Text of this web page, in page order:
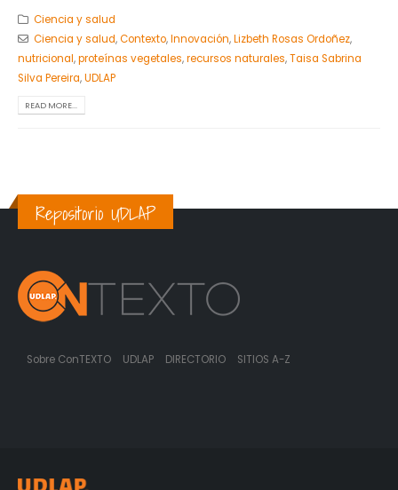
Ciencia y salud
Ciencia y salud,Contexto,Innovación,Lizbeth Rosas Ordoñez,
nutricional,proteínas vegetales,recursos naturales,Taisa Sabrina
Silva Pereira,UDLAP
READ MORE...
Repositorio UDLAP
Sobre ConTEXTO UDLAP DIRECTORIO SITIOS A-Z